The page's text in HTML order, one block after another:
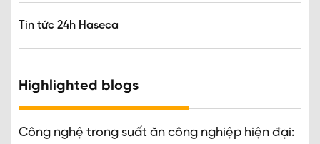
Tin tức 24h Haseca
Highlighted blogs
Công nghệ trong suất ăn công nghiệp hiện đại: